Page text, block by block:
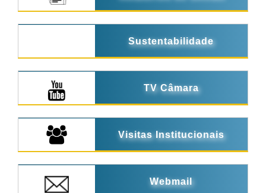
Sustentabilidade
TV Câmara
Visitas Institucionais
Webmail